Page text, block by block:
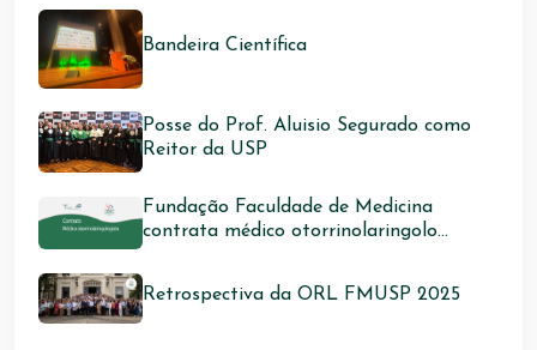
Bandeira Científica
Posse do Prof. Aluisio Segurado como
Reitor da USP
Fundação Faculdade de Medicina
contrata médico otorrinolaringolo...
Retrospectiva da ORL FMUSP 2025